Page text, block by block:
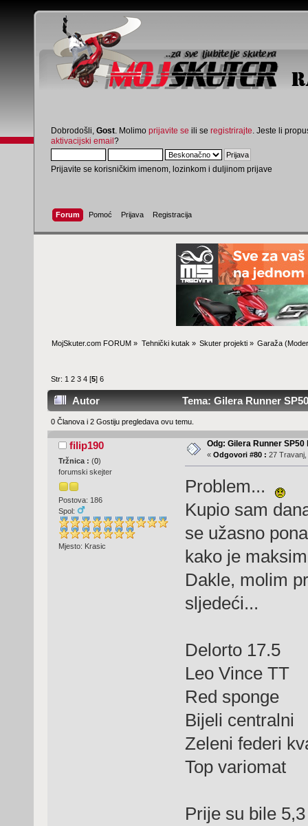
Dobrodošli, Gost . Molimo prijavite se ili se registrirajte . Jeste li
aktivacijski email?
Prijavite se korisničkim imenom, lozinkom i duljinom prijave
Forum Pomoć Prijava Registracija
MojSkuter.com FORUM » Tehnički kutak » Skuter projekti» Garaža
Str: 1 2 3 4 [5]6
Autor Tema: Gilera Runner
0 Članova i 2 Gostiju pregledava ovu temu.
filip190
Tržnica : (0)
forumski skejter
Postova: 186
Spol:
Mjesto: Krasic
Odg: Gilera Runner SP50
« Odgovori #80 : 27 Travanj,
Problem...
Kupio sam
se užasno
kako je
Dakle, molim
sljedeći...
Delorto 17.5
Leo Vince TT
Red sponge
Bijeli centralni
Zeleni federi
Top variomat
Prije su bile